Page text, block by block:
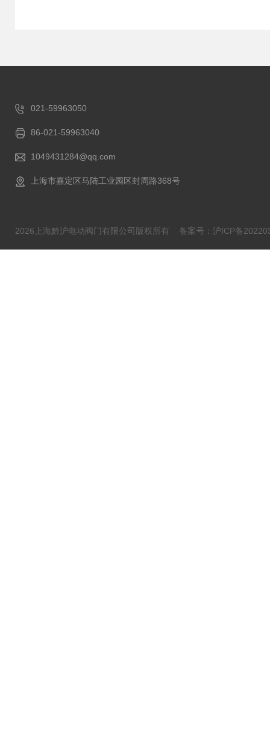
021-59963050
86-021-59963040
1049431284@qq.com
上海市嘉定区马陆工业园区封周路368号
2026上海黔沪电动阀门有限公司版权所有 备案号：沪ICP备